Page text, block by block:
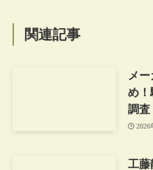
関連記事
メ
め！
調査
2026
工藤